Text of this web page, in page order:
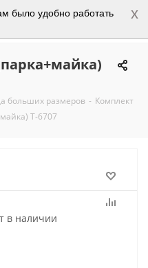
было удобно работать
x
0
больших размеров - Комплект
Т-6707
в наличии